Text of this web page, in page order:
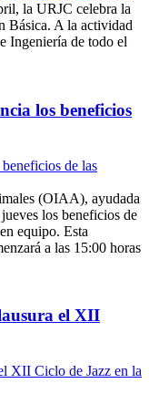
la URJC celebra la
Básica. A la actividad
Ingeniería de todo el
los beneficios
(OIAA), ayudada
los beneficios de
equipo. Esta
a las 15:00 horas
el XII